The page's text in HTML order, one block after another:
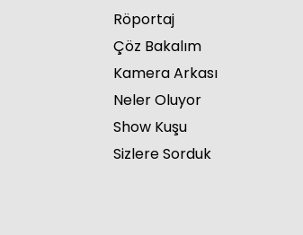
Röportaj
Çöz Bakalım
Kamera Arkası
Neler Oluyor
Show Kuşu
Sizlere Sorduk